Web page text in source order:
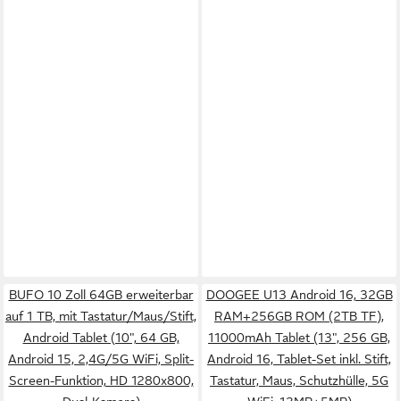
BUFO 10 Zoll 64GB erweiterbar
auf 1 TB, mit Tastatur/Maus/Stift,
Android Tablet (10", 64 GB,
Android 15, 2,4G/5G WiFi, Split-
Screen-Funktion, HD 1280x800,
DOOGEE U13 Android 16, 32GB
RAM+256GB ROM (2TB TF),
11000mAh Tablet (13", 256 GB,
Android 16, Tablet-Set inkl. Stift,
Tastatur, Maus, Schutzhülle, 5G